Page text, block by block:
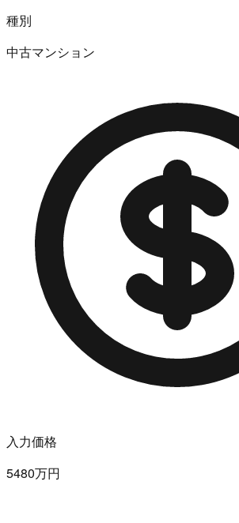
種別
中古マンション
入力価格
5480万円